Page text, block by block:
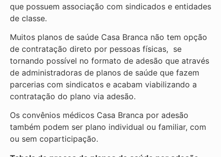
que possuem associação com sindicados e entidades
de classe.
Muitos planos de saúde Casa Branca não tem opção
de contratação direto por pessoas físicas, se
tornando possível no formato de adesão que através
de administradoras de planos de saúde que fazem
parcerias com sindicatos e acabam viabilizando a
contratação do plano via adesão.
Os convênios médicos Casa Branca por adesão
também podem ser plano individual ou familiar, com
ou sem coparticipação.